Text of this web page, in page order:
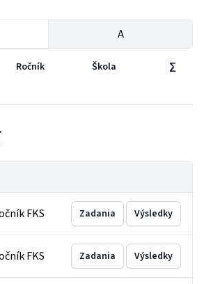
A
Ročník Škola ∑
FKS Zadania Výsledky
FKS Zadania Výsledky